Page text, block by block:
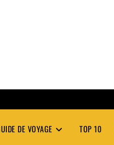
DE VOYAGE TOP 10